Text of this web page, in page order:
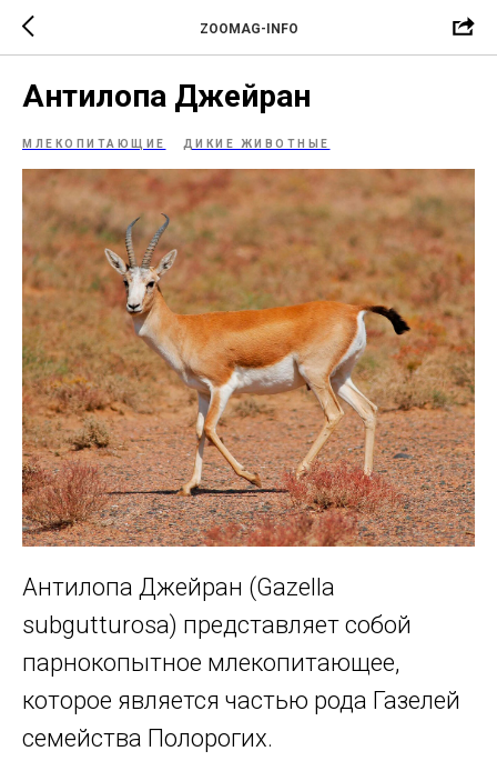
ZOOMAG-INFO
Антилопа Джейран
МЛЕКОПИТАЮЩИЕ ДИКИЕ ЖИВОТНЫЕ
Антилопа Джейран (Gаzеllа
subgutturоsа) представляет собой
парнокопытное млекопитающее,
которое является частью рода Газелей
семейства Полорогих.